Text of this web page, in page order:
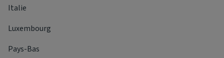
Italie
Luxembourg
Pays-Bas